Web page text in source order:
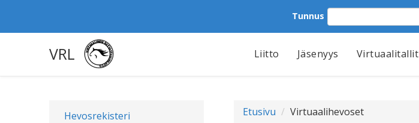
Tunnus
VRL Liitto Jäsenyys Virtuaalitallit
Hevosrekisteri
Etusivu Virtuaalihevoset